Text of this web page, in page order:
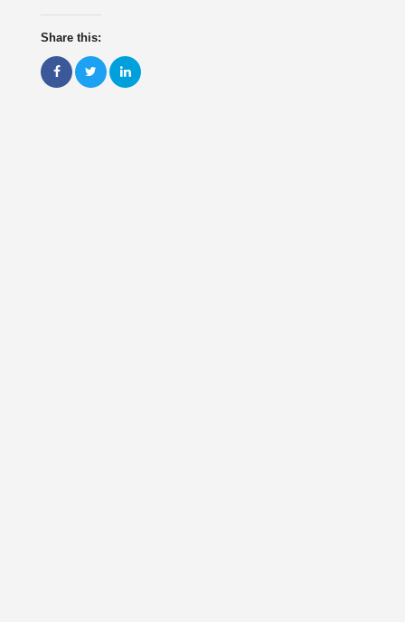
Share this: